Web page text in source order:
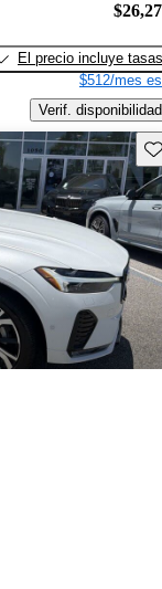
El precio incluye tasas
$512/mes
Verif. disponibilidad